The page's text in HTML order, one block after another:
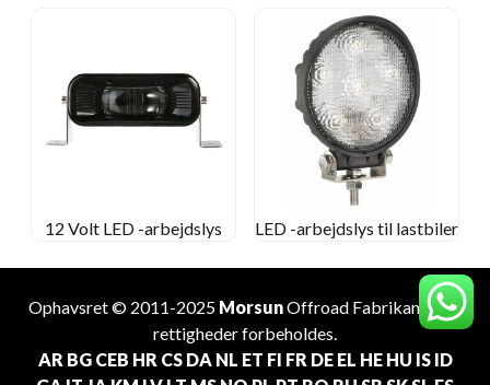
12 Volt LED -arbejdslys LED -arbejdslys til lastbiler
Ophavsret © 2011-2025 MorsunOffroad Fabrikant . Alle
rettigheder forbeholdes.
AR BG CEB HR CS DA NL ET FI FR DE EL HE HU IS ID